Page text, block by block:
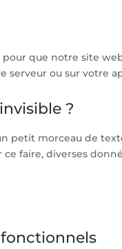
que notre site
serveur ou sur votre
?
petit morceau de
faire, diverses
fonctionnels